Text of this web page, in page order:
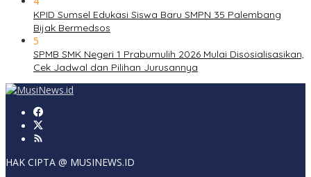
KPID Sumsel Edukasi Siswa Baru SMPN 35 Palembang
Bijak Bermedsos
5
SPMB SMK Negeri 1 Prabumulih 2026 Mulai Disosialisasikan,
Cek Jadwal dan Pilihan Jurusannya
HAK CIPTA @ MUSINEWS.ID